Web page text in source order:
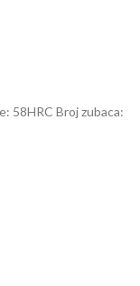
58HRC Broj zubaca: